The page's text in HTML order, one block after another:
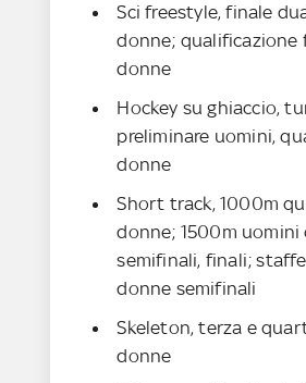
Sci freestyle, finale
donne; qualificazione
donne
Hockey su ghiaccio,
preliminare uomini,
donne
Short track, 1000m
donne; 1500m uomini
semifinali, finali;
donne semifinali
Skeleton, terza e
donne